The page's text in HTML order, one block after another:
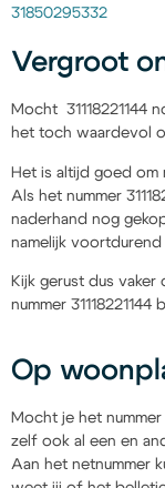
31850295332
Vergroot
Mocht 31118221144
het toch waardevol
Het is altijd goed om
Als het nummer
naderhand nog
namelijk voortdurend
Kijk gerust dus
nummer
Op
Mocht je het
zelf ook al een en
Aan het netnummer